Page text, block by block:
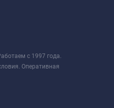
с 1997 года.
Оперативная